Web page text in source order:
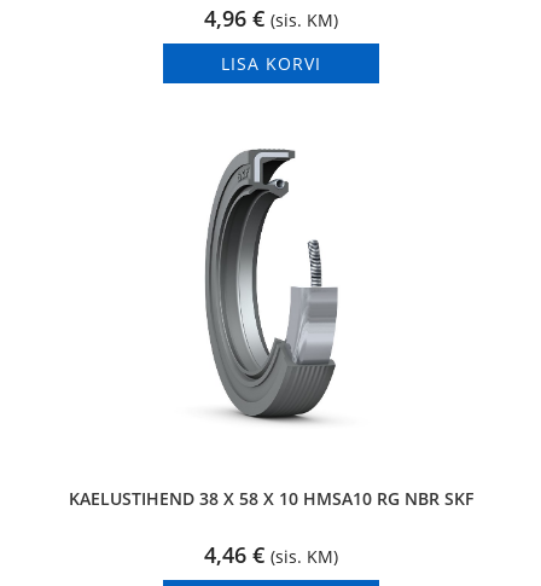
4,96 € (sis. KM)
LISA KORVI
KAELUSTIHEND 38 X 58 X 10 HMSA10 RG NBR SKF
4,46 € (sis. KM)